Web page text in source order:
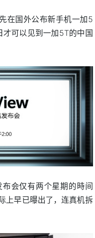
在国外公布新手机一加5
才可以见到一加5T的中国
会仅有两个星期的時间
上早已曝出了，连真机拆